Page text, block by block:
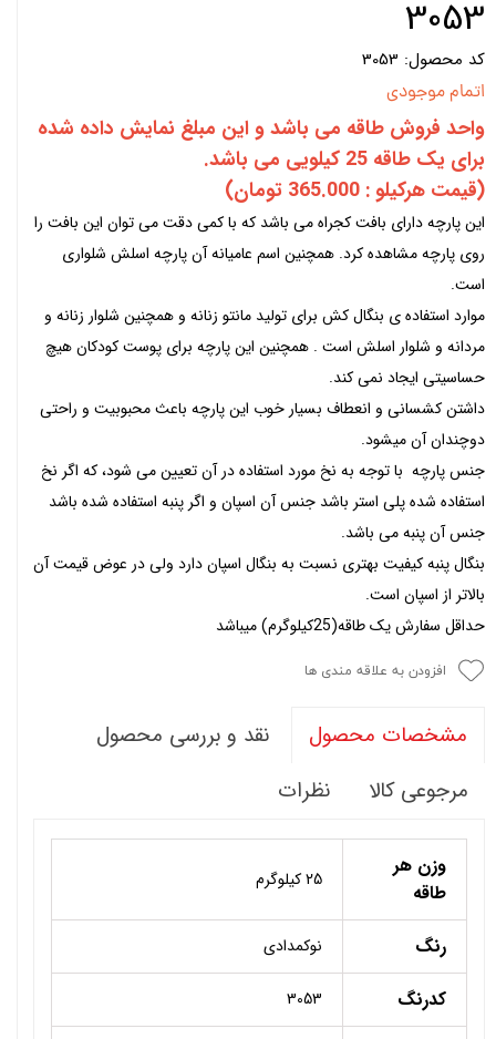
3053
کد محصول: 3053
اتمام موجودی
واحد فروش طاقه می باشد و این مبلغ نمایش داده شده
برای یک طاقه 25 کیلویی می باشد.
(قیمت هرکیلو : 365.000 تومان)
این پارچه دارای بافت کجراه می باشد که با کمی دقت می توان این بافت را
روی پارچه مشاهده کرد. همچنین اسم عامیانه آن پارچه اسلش شلواری
است.
موارد استفاده ی بنگال کش برای تولید مانتو زنانه و همچنین شلوار زنانه و
مردانه و شلوار اسلش است . همچنین این پارچه برای پوست کودکان هیچ
حساسیتی ایجاد نمی کند.
داشتن کشسانی و انعطاف بسیار خوب این پارچه باعث محبوبیت و راحتی
دوچندان آن میشود.
جنس پارچه با توجه به نخ مورد استفاده در آن تعیین می شود، که اگر نخ
استفاده شده پلی استر باشد جنس آن اسپان و اگر پنبه استفاده شده باشد
جنس آن پنبه می باشد.
بنگال پنبه کیفیت بهتری نسبت به بنگال اسپان دارد ولی در عوض قیمت آن
بالاتر از اسپان است.
حداقل سفارش یک طاقه(25کیلوگرم) میباشد
افزودن به علاقه مندی ها
مشخصات محصول
نقد و بررسی محصول
مرجوعی کالا
نظرات
وزن هر
طاقه
25 کیلوگرم
رنگ نوکمدادی
کدرنگ 3053